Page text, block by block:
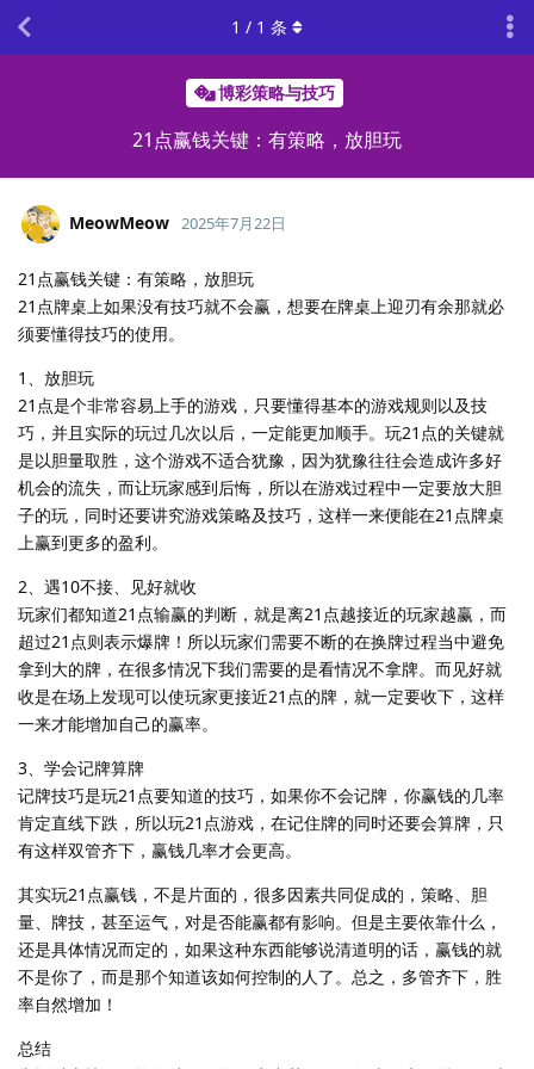
博彩策略与技巧
21点赢钱关键：有策略，放胆玩
1 / 1 条
MeowMeow 2025年7月22日
21点赢钱关键：有策略，放胆玩
21点牌桌上如果没有技巧就不会赢，想要在牌桌上迎刃有余那就必
须要懂得技巧的使用。
1、放胆玩
21点是个非常容易上手的游戏，只要懂得基本的游戏规则以及技
巧，并且实际的玩过几次以后，一定能更加顺手。玩21点的关键就
是以胆量取胜，这个游戏不适合犹豫，因为犹豫往往会造成许多好
机会的流失，而让玩家感到后悔，所以在游戏过程中一定要放大胆
子的玩，同时还要讲究游戏策略及技巧，这样一来便能在21点牌桌
上赢到更多的盈利。
2、遇10不接、见好就收
玩家们都知道21点输赢的判断，就是离21点越接近的玩家越赢，而
超过21点则表示爆牌！所以玩家们需要不断的在换牌过程当中避免
拿到大的牌，在很多情况下我们需要的是看情况不拿牌。而见好就
收是在场上发现可以使玩家更接近21点的牌，就一定要收下，这样
一来才能增加自己的赢率。
3、学会记牌算牌
记牌技巧是玩21点要知道的技巧，如果你不会记牌，你赢钱的几率
肯定直线下跌，所以玩21点游戏，在记住牌的同时还要会算牌，只
有这样双管齐下，赢钱几率才会更高。
其实玩21点赢钱，不是片面的，很多因素共同促成的，策略、胆
量、牌技，甚至运气，对是否能赢都有影响。但是主要依靠什么，
还是具体情况而定的，如果这种东西能够说清道明的话，赢钱的就
不是你了，而是那个知道该如何控制的人了。总之，多管齐下，胜
率自然增加！
总结